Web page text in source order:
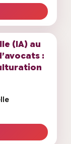
(IA) au
: